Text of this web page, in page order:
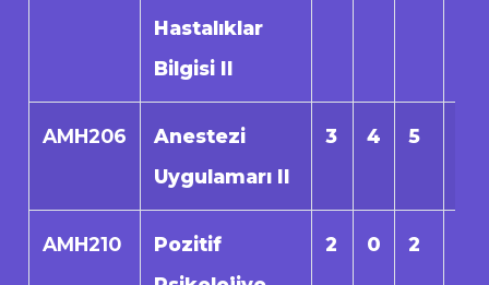
Hastalıklar
Bilgisi II
AMH206
Anestezi
Uygulamarı II
3 4 5
AMH210
Pozitif
2 0 2